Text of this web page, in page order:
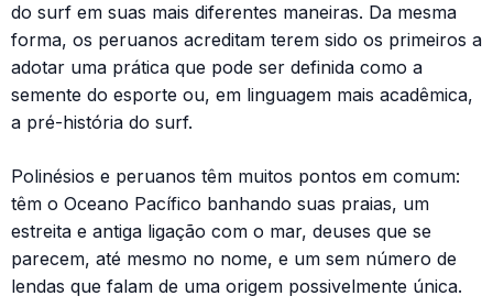
do surf em suas mais diferentes maneiras. Da mesma
forma, os peruanos acreditam terem sido os primeiros a
adotar uma prática que pode ser definida como a
semente do esporte ou, em linguagem mais acadêmica,
a pré-história do surf.
Polinésios e peruanos têm muitos pontos em comum:
têm o Oceano Pacífico banhando suas praias, um
estreita e antiga ligação com o mar, deuses que se
parecem, até mesmo no nome, e um sem número de
lendas que falam de uma origem possivelmente única.